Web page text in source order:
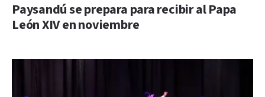
Paysandú se prepara para recibir al Papa
León XIV en noviembre